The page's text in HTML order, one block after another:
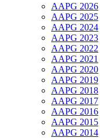
AAPG 2026
AAPG 2025
AAPG 2024
AAPG 2023
AAPG 2022
AAPG 2021
AAPG 2020
AAPG 2019
AAPG 2018
AAPG 2017
AAPG 2016
AAPG 2015
AAPG 2014